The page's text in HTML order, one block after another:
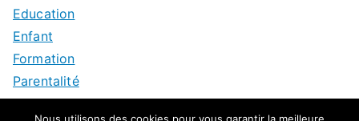
Education
Enfant
Formation
Parentalité